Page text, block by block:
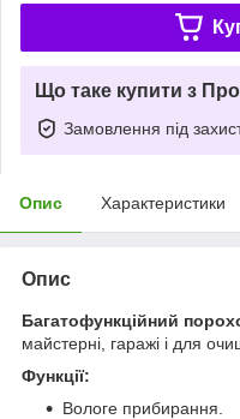
Що таке купити з
Замовлення під
Опис Характеристики
Опис
Багатофункційний
майстерні, гаражі і для
Функції:
Вологе прибирання.